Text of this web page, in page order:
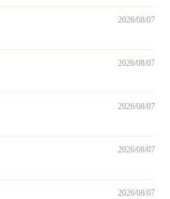
2026/08/07
2026/08/07
2026/08/07
2026/08/07
2026/08/07